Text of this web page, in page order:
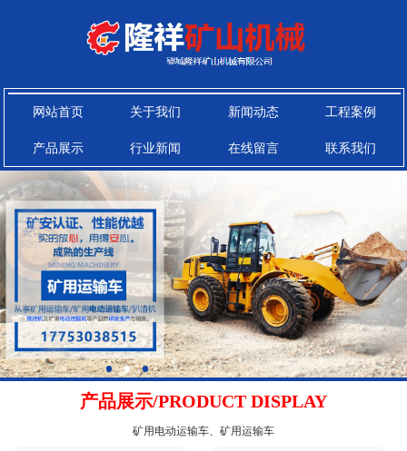
网站首页 关于我们 新闻动态 工程案例
产品展示 行业新闻 在线留言 联系我们
产品展示/PRODUCT DISPLAY
矿用电动运输车、矿用运输车